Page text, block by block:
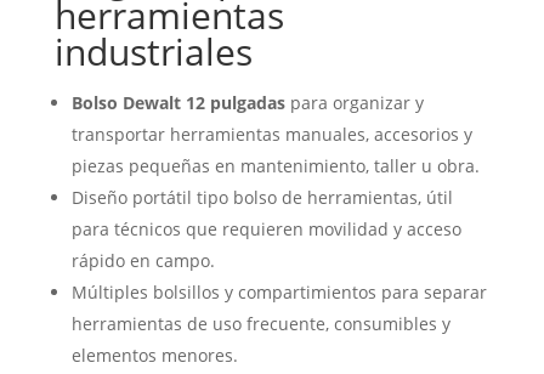
herramientas
industriales
Bolso Dewalt 12 pulgadaspara organizar y
transportar herramientas manuales, accesorios y
piezas pequeñas en mantenimiento, taller u obra.
Diseño portátil tipo bolso de herramientas, útil
para técnicos que requieren movilidad y acceso
rápido en campo.
Múltiples bolsillos y compartimientos para separar
herramientas de uso frecuente, consumibles y
elementos menores.